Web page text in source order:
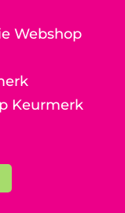
Webshop
Keurmerk